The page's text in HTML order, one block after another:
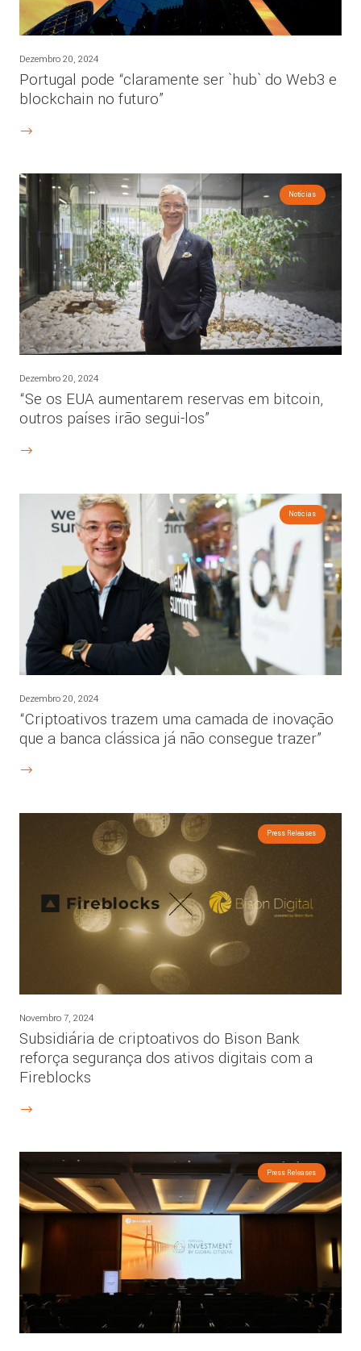
Dezembro 20, 2024
Portugal pode “claramente ser `hub` do Web3 e
blockchain no futuro”
Notícias
Dezembro 20, 2024
“Se os EUA aumentarem reservas em bitcoin,
outros países irão segui-los”
Notícias
Dezembro 20, 2024
“Criptoativos trazem uma camada de inovação
que a banca clássica já não consegue trazer”
Press Releases
Novembro 7, 2024
Subsidiária de criptoativos do Bison Bank
reforça segurança dos ativos digitais com a
Fireblocks
Press Releases